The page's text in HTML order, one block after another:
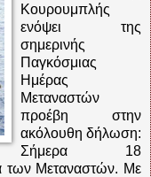
Κουρουμπλής
ενόψει της
σημερινής
Παγκόσμιας
Ημέρας
Μεταναστών
προέβη στην
ακόλουθη δήλωση:
Σήμερα 18
των Μεταναστών. Με